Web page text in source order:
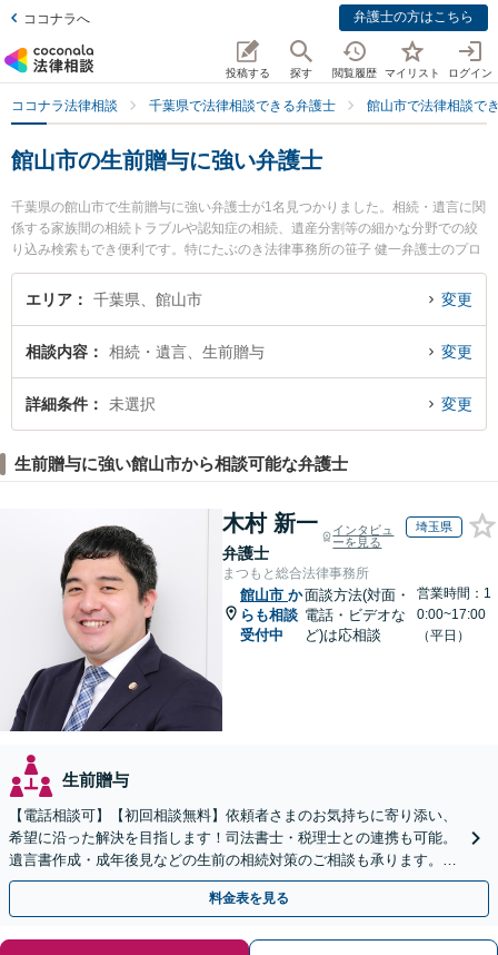
ココナラへ 弁護士の方はこちら
投稿する 探す 閲覧履歴 マイリスト ログイン
ココナラ法律相談 千葉県で法律相談できる弁護士 館山市で法律相談で
館山市の生前贈与に強い弁護士
千葉県の館山市で生前贈与に強い弁護士が1名見つかりました。相続・遺言に関
係する家族間の相続トラブルや認知症の相続、遺産分割等の細かな分野での絞
り込み検索もでき便利です。特にたぶのき法律事務所の笹子 健一弁護士のプロ
フィール情報や弁護士費用、強みなどが注目されています。『館山市で土日や
夜間に発生した生前贈与のトラブルを今すぐに弁護士に相談したい』『生前贈
の相談者さんにおすすめです。
エリア 千葉県、館山市 変更
相談内容 相続・遺言、生前贈与 変更
詳細条件 未選択 変更
生前贈与に強い館山市から相談可能な弁護士
木村 新一
弁護士
インタビュ
ーを見る
埼玉県
まつもと総合法律事務所
館山市 か
らも相談
受付中
面談方法(対面・
電話・ビデオな
ど)は応相談
営業時間：1
0:00~17:00
（平日）
生前贈与
【電話相談可】【初回相談無料】依頼者さまのお気持ちに寄り添い、
希望に沿った解決を目指します！司法書士・税理士との連携も可能。
遺言書作成・成年後見などの生前の相続対策のご相談も承ります。
【夜間／休日の相談可能】
料金表を見る